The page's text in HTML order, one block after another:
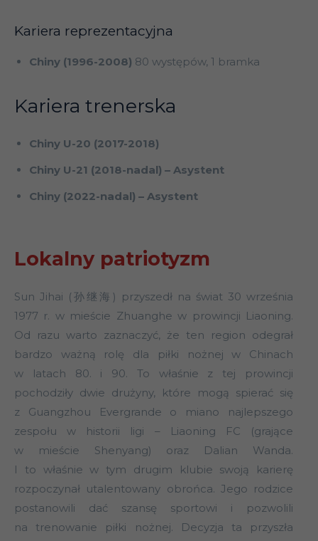
Kariera reprezentacyjna
Chiny (1996-2008) 80 występów, 1 bramka
Kariera trenerska
Chiny U-20 (2017-2018)
Chiny U-21 (2018-nadal) – Asystent
Chiny (2022-nadal) – Asystent
Lokalny patriotyzm
Sun Jihai (孙继海) przyszedł na świat 30 września
1977 r. w mieście Zhuanghe w prowincji Liaoning.
Od razu warto zaznaczyć, że ten region odegrał
bardzo ważną rolę dla piłki nożnej w Chinach
w latach 80. i 90. To właśnie z tej prowincji
pochodziły dwie drużyny, które mogą spierać się
z Guangzhou Evergrande o miano najlepszego
zespołu w historii ligi – Liaoning FC (grające
w mieście Shenyang) oraz Dalian Wanda.
I to właśnie w tym drugim klubie swoją karierę
rozpoczynał utalentowany obrońca. Jego rodzice
postanowili dać szansę sportowi i pozwolili
na trenowanie piłki nożnej. Decyzja ta przyszła